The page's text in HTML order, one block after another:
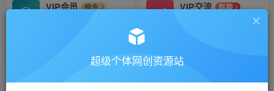
VIP会员
抢先
VIP交流
群聊
研究探讨更多创业项目路子。
会员专属推广链接
招募站长
超级个体网创资源站